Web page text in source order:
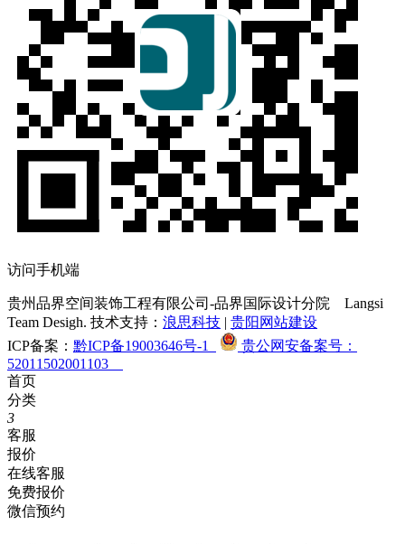
访问手机端
贵州品界空间装饰工程有限公司-品界国际设计分院 Langsi
Team Desigh. 技术支持： 浪思科技 | 贵阳网站建设
ICP备案： 黔ICP备19003646号-1
贵公网安备案号：
52011502001103
首页
分类
3
客服
报价
在线客服
免费报价
微信预约